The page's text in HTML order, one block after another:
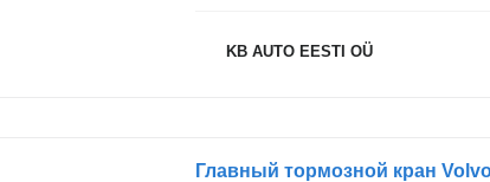
KB AUTO EESTI OÜ